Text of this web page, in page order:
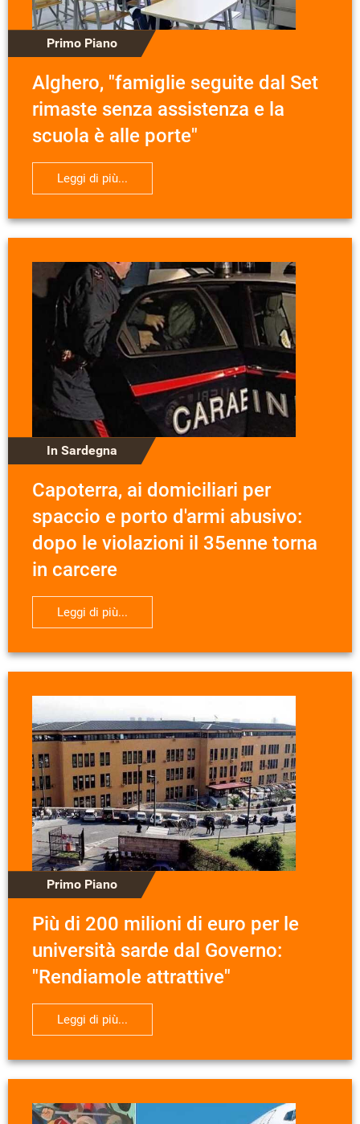
Primo Piano
Alghero, "famiglie seguite dal Set
rimaste senza assistenza e la
scuola è alle porte"
Leggi di più...
In Sardegna
Capoterra, ai domiciliari per
spaccio e porto d'armi abusivo:
dopo le violazioni il 35enne torna
in carcere
Leggi di più...
Primo Piano
Più di 200 milioni di euro per le
università sarde dal Governo:
"Rendiamole attrattive"
Leggi di più...